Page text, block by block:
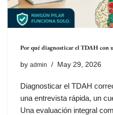
Por qué diagnosticar el TDAH con
by admin May 29, 2026
Diagnosticar el TDAH
una entrevista rápida, un
Una evaluación integral